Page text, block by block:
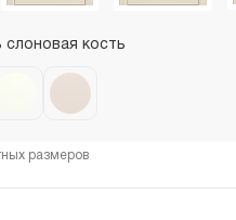
кость
размеров